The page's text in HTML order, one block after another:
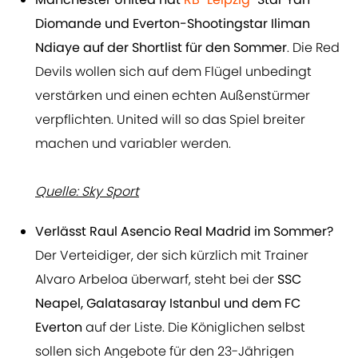
Diomande und Everton-Shootingstar Iliman
Ndiaye auf der Shortlist für den Sommer. Die Red
Devils wollen sich auf dem Flügel unbedingt
verstärken und einen echten Außenstürmer
verpflichten. United will so das Spiel breiter
machen und variabler werden.
Quelle: Sky Sport
Verlässt Raul Asencio Real Madrid im Sommer?
Der Verteidiger, der sich kürzlich mit Trainer
Alvaro Arbeloa überwarf, steht bei der SSC
Neapel, Galatasaray Istanbul und dem FC
Everton auf der Liste. Die Königlichen selbst
sollen sich Angebote für den 23-Jährigen